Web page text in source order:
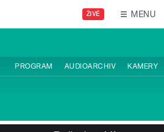
ŽIVĚ MENU
PROGRAM AUDIOARCHIV KAMERY